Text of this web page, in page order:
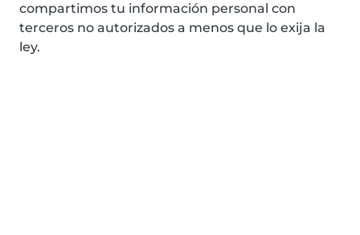
compartimos tu información personal con
terceros no autorizados a menos que lo exija la
ley.